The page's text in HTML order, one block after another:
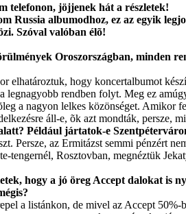
telefonon, jöjjenek hát a részletek!
Russia albumodhoz, ez az egyik
Szóval valóban élõ!
Oroszországban, minden
elhatároztuk, hogy koncertalbumot
legnagyobb rendben folyt. Meg ez
a nagyon lelkes közönséget. Amikor
áll-e, õk azt mondták, persze,
Például jártatok-e
Persze, az Ermitázst semmi pénzért
tengernél, Rosztovban, megnéztük
hogy a jó öreg Accept dalokat
a listánkon, de mivel az Accept